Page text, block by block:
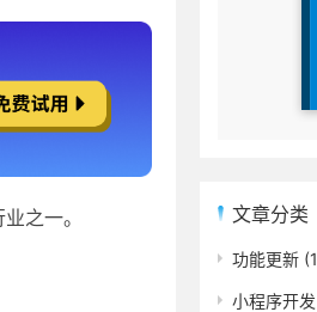
之一。 文章分类
功能更新
小程序开发